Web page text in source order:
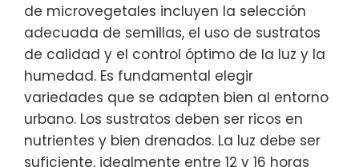
de microvegetales incluyen la selección
adecuada de semillas, el uso de sustratos
de calidad y el control óptimo de la luz y la
humedad. Es fundamental elegir
variedades que se adapten bien al entorno
urbano. Los sustratos deben ser ricos en
nutrientes y bien drenados. La luz debe ser
suficiente, idealmente entre 12 y 16 horas